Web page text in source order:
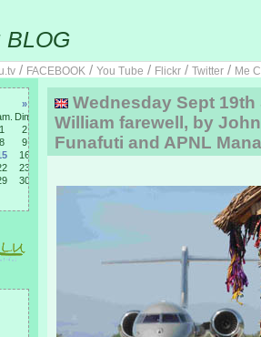
BLOG
/ FACEBOOK / You Tube / Flickr / Twitter / Me
»
Dim.
1
2
8
9
16
23
30
Wednesday Sept
William farewell, by
Funafuti and APNL